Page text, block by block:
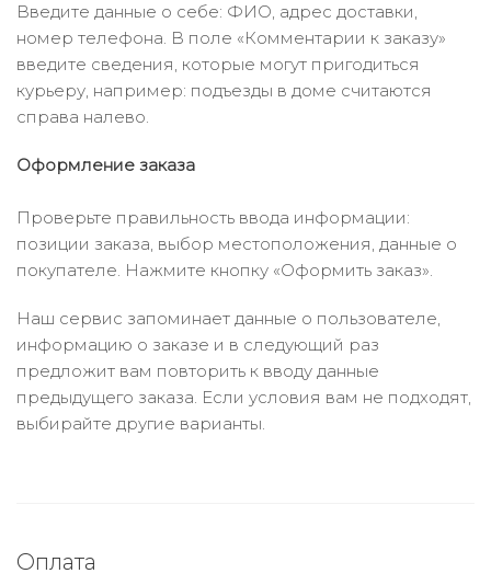
Введите данные о себе: ФИО, адрес доставки,
номер телефона. В поле «Комментарии к заказу»
введите сведения, которые могут пригодиться
курьеру, например: подъезды в доме считаются
справа налево.
Оформление заказа
Проверьте правильность ввода информации:
позиции заказа, выбор местоположения, данные о
покупателе. Нажмите кнопку «Оформить заказ».
Наш сервис запоминает данные о пользователе,
информацию о заказе и в следующий раз
предложит вам повторить к вводу данные
предыдущего заказа. Если условия вам не подходят,
выбирайте другие варианты.
Оплата